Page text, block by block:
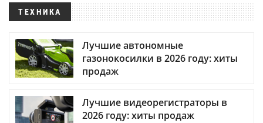
ТЕХНИКА
Лучшие автономные
газонокосилки в 2026 году: хиты
продаж
Лучшие видеорегистраторы в
2026 году: хиты продаж